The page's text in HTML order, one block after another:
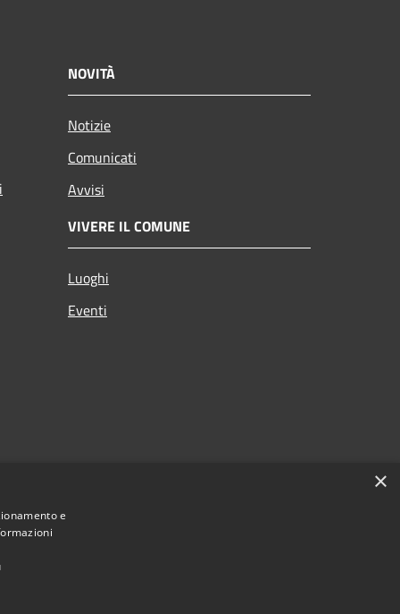
NOVITÀ
Notizie
Comunicati
Avvisi
VIVERE IL COMUNE
Luoghi
Eventi
×
e